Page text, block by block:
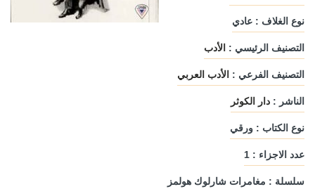
نوع الغلاف : عادي
التصنيف الرئيسي : الأدب
التصنيف الفرعي : الأدب العربي
الناشر : دار الكوثر
نوع الكتاب : ورقي
عدد الاجزاء : 1
سلسلة : مغامرات شارلوك هولمز